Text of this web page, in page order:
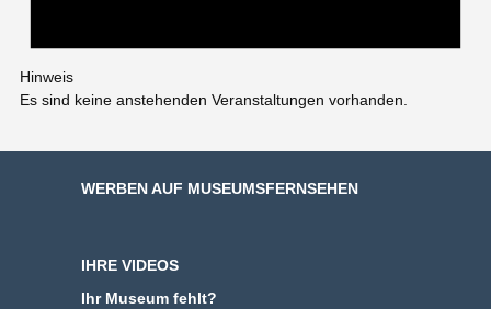
Hinweis
Es sind keine anstehenden Veranstaltungen vorhanden.
WERBEN AUF MUSEUMSFERNSEHEN
IHRE VIDEOS
Ihr Museum fehlt?